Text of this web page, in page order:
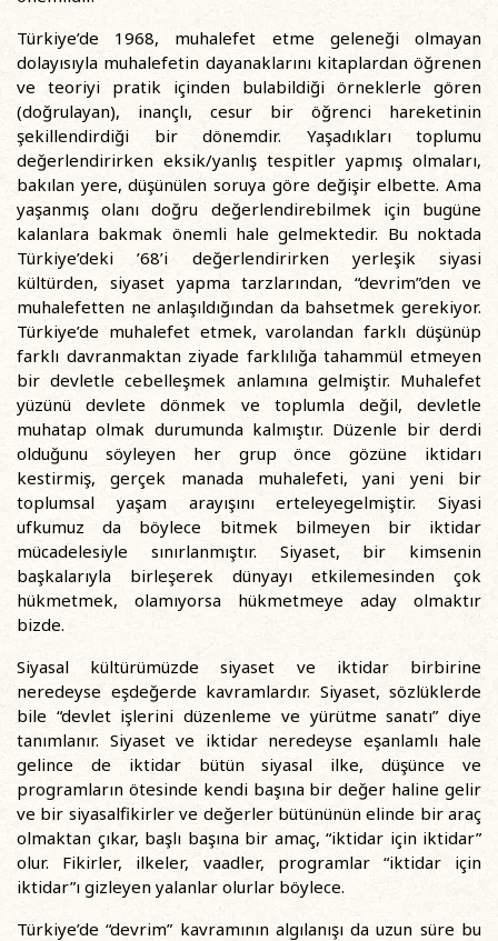
Türkiye’de 1968, muhalefet etme geleneği olmayan
dolayısıyla muhalefetin dayanaklarını kitaplardan öğrenen
ve teoriyi pratik içinden bulabildiği örneklerle gören
(doğrulayan), inançlı, cesur bir öğrenci hareketinin
şekillendirdiği bir dönemdir. Yaşadıkları toplumu
değerlendirirken eksik/yanlış tespitler yapmış olmaları,
bakılan yere, düşünülen soruya göre değişir elbette. Ama
yaşanmış olanı doğru değerlendirebilmek için bugüne
kalanlara bakmak önemli hale gelmektedir. Bu noktada
Türkiye’deki ’68’i değerlendirirken yerleşik siyasi
kültürden, siyaset yapma tarzlarından, “devrim”den ve
muhalefetten ne anlaşıldığından da bahsetmek gerekiyor.
Türkiye’de muhalefet etmek, varolandan farklı düşünüp
farklı davranmaktan ziyade farklılığa tahammül etmeyen
bir devletle cebelleşmek anlamına gelmiştir. Muhalefet
yüzünü devlete dönmek ve toplumla değil, devletle
muhatap olmak durumunda kalmıştır. Düzenle bir derdi
olduğunu söyleyen her grup önce gözüne iktidarı
kestirmiş, gerçek manada muhalefeti, yani yeni bir
toplumsal yaşam arayışını erteleyegelmiştir. Siyasi
ufkumuz da böylece bitmek bilmeyen bir iktidar
mücadelesiyle sınırlanmıştır. Siyaset, bir kimsenin
başkalarıyla birleşerek dünyayı etkilemesinden çok
hükmetmek, olamıyorsa hükmetmeye aday olmaktır
bizde.
Siyasal kültürümüzde siyaset ve iktidar birbirine
neredeyse eşdeğerde kavramlardır. Siyaset, sözlüklerde
bile “devlet işlerini düzenleme ve yürütme sanatı” diye
tanımlanır. Siyaset ve iktidar neredeyse eşanlamlı hale
gelince de iktidar bütün siyasal ilke, düşünce ve
programların ötesinde kendi başına bir değer haline gelir
ve bir siyasalfikirler ve değerler bütününün elinde bir araç
olmaktan çıkar, başlı başına bir amaç, “iktidar için iktidar”
olur. Fikirler, ilkeler, vaadler, programlar “iktidar için
iktidar”ı gizleyen yalanlar olurlar böylece.
Türkiye’de “devrim” kavramının algılanışı da uzun süre bu